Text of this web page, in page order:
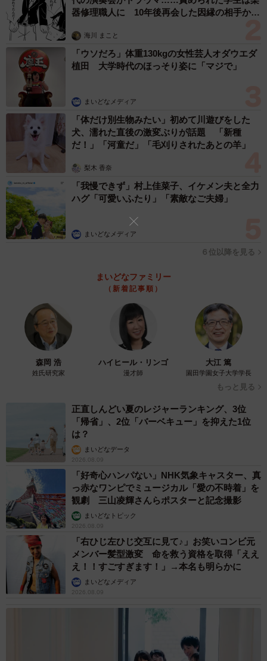
街」には、「よく遊びに行く」と回答した人が上位10位の
平均で37.7％、「現実的には一生住まないと思う」と答え
た方が上位10位で44.5％となっていたそうです。
◇ ◇
4/6
首都圏の住みたい街（自治体）ランキングTOP20（提供画像）
首都圏の住みたい自治体の1位は「世田谷区」でした。2位
は去年1位の「港区」、3位は「住みたい街（駅）ランキン
グ＜首都圏版＞」で1位を獲得した吉祥寺駅のある「武蔵野
市」という結果になりました。
ランキングに順位変動はあるものの、昨年調査でトップ10
入りした自治体が、今回のランキングでもトップ10にラン
クインする結果となっており、大きな変動はなかったとい
います。ちなみに、11位～20位は、順位変動はあるもの
の、9つの自治体が昨年と同様にランクインしているなか
で、昨年は21位だった「藤沢市」が15位に順位を上げたそ
うです。
器修理職人に 10年後再会した因縁の相手から
海川 まこと
「ウソだろ」体重130kgの女性芸人オダウエダ
植田 大学時代のほっそり姿に「マジで」
まいどなメディア
「体だけ別生物みたい」初めて川遊びをした
犬、濡れた直後の激変ぶりが話題 「新種
だ！」「河童だ」「毛刈りされたあとの羊」
梨木 香奈
「我慢できず」村上佳菜子、イケメン夫と全力
ハグ「可愛いふたり」「素敵なご夫婦」
まいどなメディア
６位以降を見る
まいどなファミリー
（新着記事順）
森岡 浩
姓氏研究家
ハイヒール・リンゴ
漫才師
大江 篤
園田学園女子大学学長
もっと見る
正直しんどい夏のレジャーランキング、3位
「帰省」、2位「バーベキュー」を抑えた1位
は？
まいどなデータ
2026.08.09
「好奇心ハンパない」NHK気象キャスター、真
っ赤なワンピでミュージカル「愛の不時着」を
観劇 三山凌輝さんらポスターと記念撮影
まいどなトピック
2026.08.09
「右ひじ左ひじ交互に見て♪」お笑いコンビ元
メンバー髪型激変 命を救う資格を取得「ええ
え！！すごすぎます！」→本名も明らかに
まいどなメディア
2026.08.09